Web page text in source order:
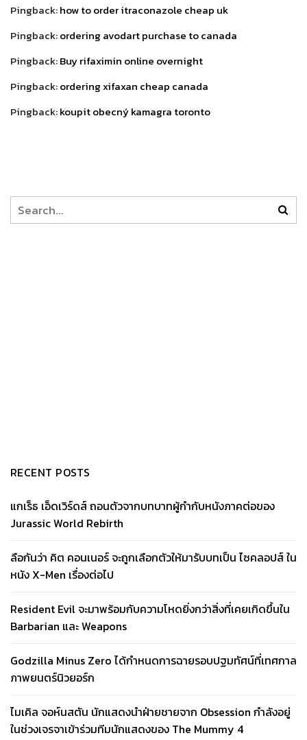
Pingback:how to order itraconazole cheap uk
Pingback:ordering avodart purchase to canada
Pingback:Buy rifaximin online overnight
Pingback:ordering xifaxan cheap canada
Pingback:koupit obecný kamagra toronto
RECENT POSTS
แกเร็ธ เอ็ดเวิร์ดส์ ถอนตัวจากบทบาทผู้กำกับหนังภาคต่อของ
Jurassic World Rebirth
ลือกันว่า คิต คอนเนอร์ จะถูกเลือกตัวให้มารับบทเป็น ไซคลอปส์ ใน
หนัง X-Men เรื่องต่อไป
Resident Evil จะมาพร้อมกับความโหดยิ่งกว่าสิ่งที่เคยเกิดขึ้นใน
Barbarian และ Weapons
Godzilla Minus Zero ได้กำหนดการฉายรอบปฐมทัศน์ที่เทศกาล
ภาพยนตร์นิวยอร์ก
ไมเคิล จอห์นสตัน นักแสดงนำฝ่ายชายจาก Obsession กำลังอยู่
ในช่วงเจรจาเข้าร่วมทีมนักแสดงของ The Mummy 4